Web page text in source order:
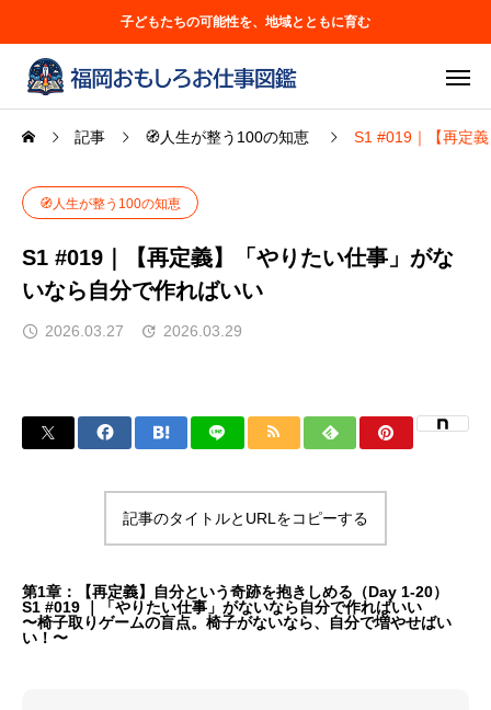
子どもたちの可能性を、地域とともに育む
記事 🧭人生が整う100の知恵 S1 #019｜【再定
🧭人生が整う100の知恵
S1 #019｜【再定義】「やりたい仕事」がな
いなら自分で作ればいい
2026.03.27 2026.03.29
記事のタイトルとURLをコピーする
第1章：【再定義】自分という奇跡を抱きしめる（Day 1-20）
S1 #019 ｜「やりたい仕事」がないなら自分で作ればいい
〜椅子取りゲームの盲点。椅子がないなら、自分で増やせばい
い！〜